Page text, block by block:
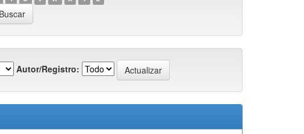
Autor/Registro: